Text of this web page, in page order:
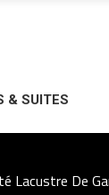
& SUITES
Lacustre De